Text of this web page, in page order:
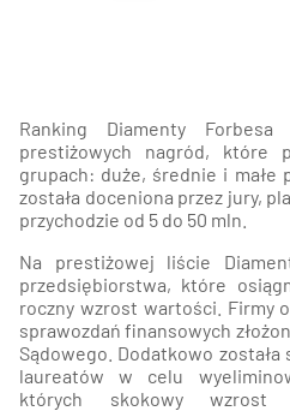
Ranking Diamenty
prestiżowych nagród, które
grupach: duże, średnie i małe
została doceniona przez jury,
przychodzie od 5 do 50 mln.
Na prestiżowej liście
przedsiębiorstwa, które
roczny wzrost wartości. Firmy
sprawozdań finansowych
Sądowego. Dodatkowo
laureatów w celu
których skokowy wzrost